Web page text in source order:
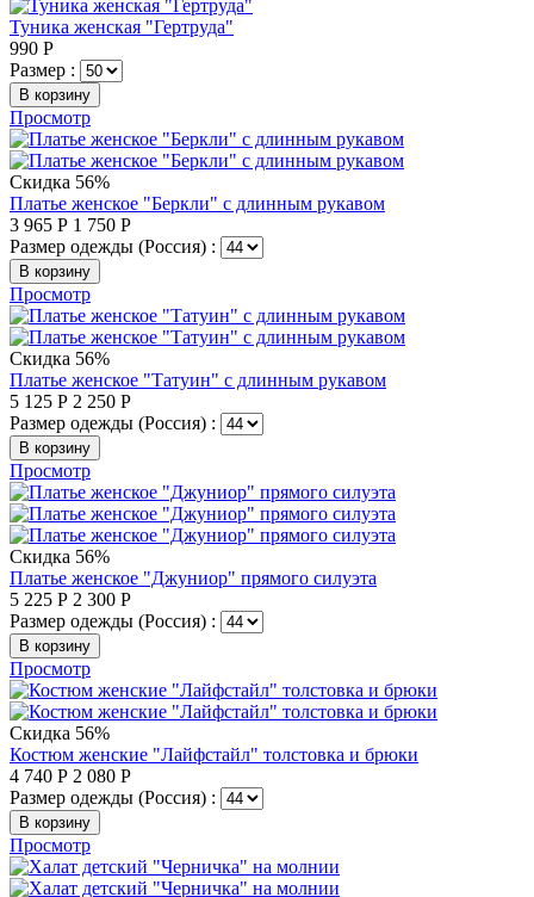
Туника женская "Гертруда"
990 Р
Размер :
В корзину
Просмотр
Скидка 56%
Платье женское "Беркли" с длинным рукавом
3 965 Р 1 750 Р
Размер одежды (Россия) :
В корзину
Просмотр
Скидка 56%
Платье женское "Татуин" с длинным рукавом
5 125 Р 2 250 Р
Размер одежды (Россия) :
В корзину
Просмотр
Скидка 56%
Платье женское "Джуниор" прямого силуэта
5 225 Р 2 300 Р
Размер одежды (Россия) :
В корзину
Просмотр
Скидка 56%
Костюм женские "Лайфстайл" толстовка и брюки
4 740 Р 2 080 Р
Размер одежды (Россия) :
В корзину
Просмотр